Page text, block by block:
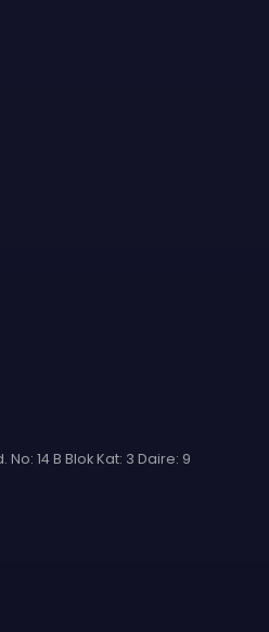
14 B Blok Kat: 3 Daire: 9